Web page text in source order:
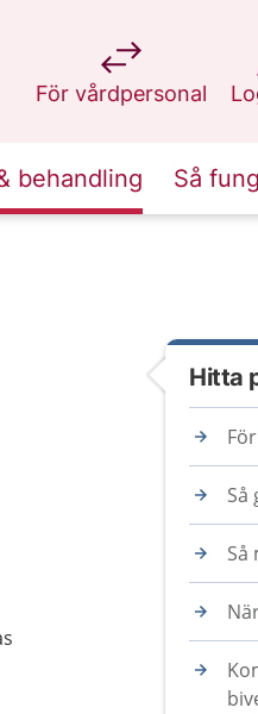
För vårdpersonal
på 1177.se
på
behandling Så
Hitta
Så
Så